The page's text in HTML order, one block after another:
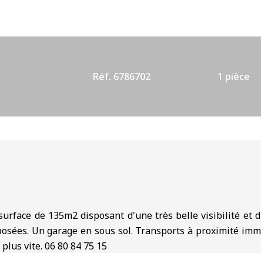
Réf. 6786702 1 pièce
de 135m2 disposant d'une très belle visibilité et
Un garage en sous sol. Transports à proximité
vite. 06 80 84 75 15